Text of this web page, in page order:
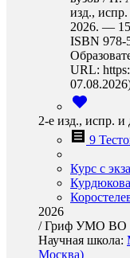
изд.,
2026. —
ISBN 978-
URL:
2-е изд., испр. и
9
Курс с
2026
/Гриф УМО ВО
Научная школа:
Москва)